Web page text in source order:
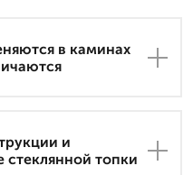
в каминах
и
стеклянной топки